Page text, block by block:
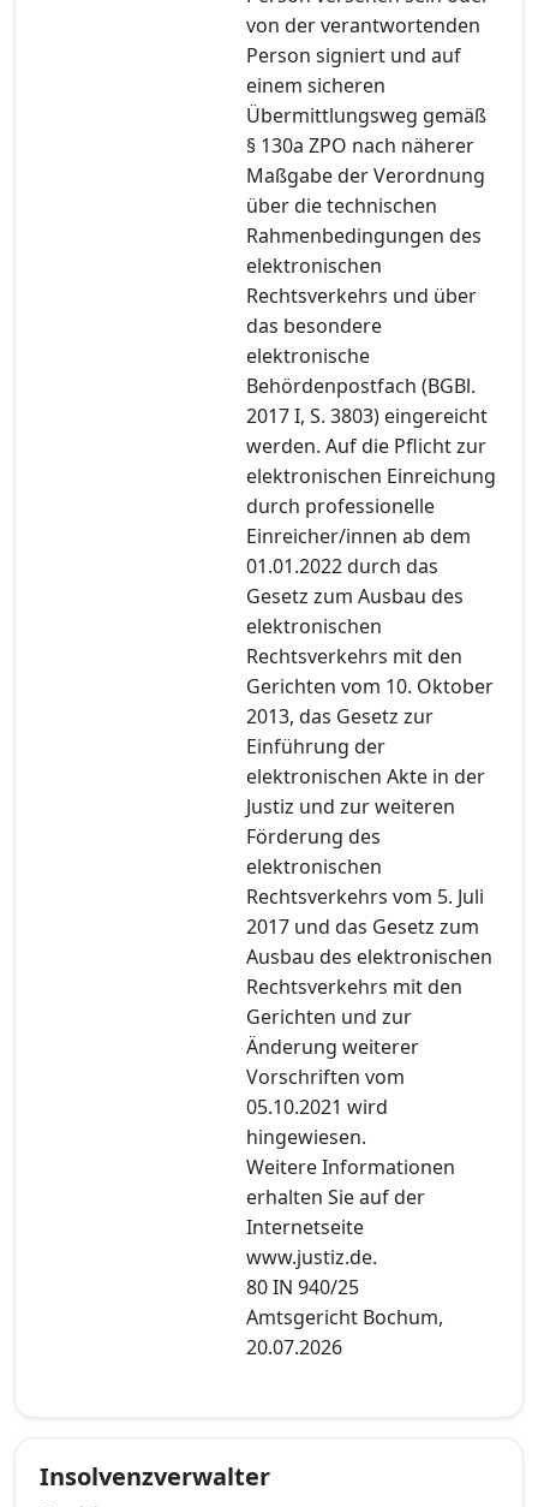
von der verantwortenden
Person signiert und auf
einem sicheren
Übermittlungsweg gemäß
§ 130a ZPO nach näherer
Maßgabe der Verordnung
über die technischen
Rahmenbedingungen des
elektronischen
Rechtsverkehrs und über
das besondere
elektronische
Behördenpostfach (BGBl.
2017 I, S. 3803) eingereicht
werden. Auf die Pflicht zur
elektronischen Einreichung
durch professionelle
Einreicher/innen ab dem
01.01.2022 durch das
Gesetz zum Ausbau des
elektronischen
Rechtsverkehrs mit den
Gerichten vom 10. Oktober
2013, das Gesetz zur
Einführung der
elektronischen Akte in der
Justiz und zur weiteren
Förderung des
elektronischen
Rechtsverkehrs vom 5. Juli
2017 und das Gesetz zum
Ausbau des elektronischen
Rechtsverkehrs mit den
Gerichten und zur
Änderung weiterer
Vorschriften vom
05.10.2021 wird
hingewiesen.
Weitere Informationen
erhalten Sie auf der
Internetseite
www.justiz.de.
80 IN 940/25
Amtsgericht Bochum,
20.07.2026
Insolvenzverwalter